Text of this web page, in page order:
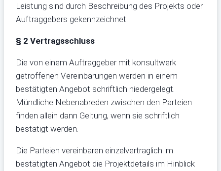
Leistung sind durch Beschreibung des Projekts oder
Auftraggebers gekennzeichnet.
§ 2 Vertragsschluss
Die von einem Auftraggeber mit konsultwerk
getroffenen Vereinbarungen werden in einem
bestätigten Angebot schriftlich niedergelegt.
Mündliche Nebenabreden zwischen den Parteien
finden allein dann Geltung, wenn sie schriftlich
bestätigt werden.
Die Parteien vereinbaren einzelvertraglich im
bestätigten Angebot die Projektdetails im Hinblick